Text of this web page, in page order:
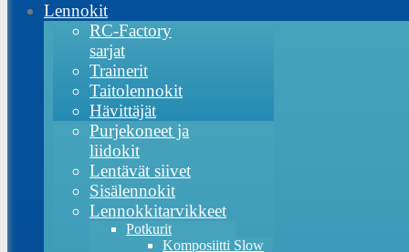
Lennokit
RC-Factory
sarjat
Trainerit
Taitolennokit
Hävittäjät
Purjekoneet ja
liidokit
Lentävät siivet
Sisälennokit
Lennokkitarvikkeet
Potkurit
Komposiitti Slow